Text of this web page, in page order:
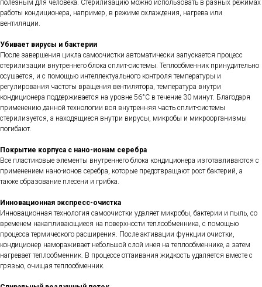
полезным для человека. Стерилизацию можно использовать в разных режимах
работы кондиционера, например, в режиме охлаждения, нагрева или
вентиляции.
Убивает вирусы и бактерии
После завершения цикла самоочистки автоматически запускается процесс
стерилизации внутреннего блока сплит-системы. Теплообменник принудительно
осушается, и с помощью интеллектуального контроля температуры и
регулирования частоты вращения вентилятора, температура внутри
кондиционера поддерживается на уровне 56°С в течение 30 минут. Благодаря
применению данной технологии вся внутренняя часть сплит-системы
стерилизуется, а находящиеся внутри вирусы, микробы и микроорганизмы
погибают.
Покрытие корпуса c нано-ионам серебра
Все пластиковые элементы внутреннего блока кондиционера изготавливаются с
применением нано-ионов серебра, которые предотвращают рост бактерий, а
также образование плесени и грибка.
Инновационная экспресс-очистка
Инновационная технология самоочистки удаляет микробы, бактерии и пыль, со
временем накапливающиеся на поверхности теплообменника, с помощью
процесса термического расширения. После активации функции очистки,
кондиционер намораживает небольшой слой инея на теплообменнике, а затем
нагревает теплообменник. В процессе оттаивания жидкость удаляется вместе с
грязью, очищая теплообменник.